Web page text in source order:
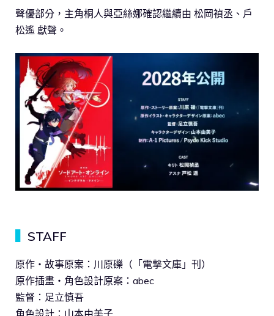
聲優部分，主角桐人與亞絲娜確認繼續由 松岡禎丞、戶
松遙 獻聲。
STAFF
原作・故事原案：川原礫（「電撃文庫」刊）
原作插畫・角色設計原案：abec
監督：足立慎吾